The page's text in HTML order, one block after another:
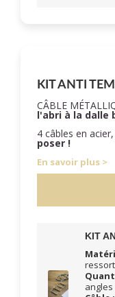
KIT ANTI
CÂBLE
l'abri à la dalle
4 câbles en
poser !
En savoir plus
KIT
angles